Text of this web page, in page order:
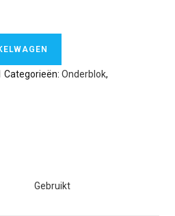
Categorieën:Onderblok,
Gebruikt